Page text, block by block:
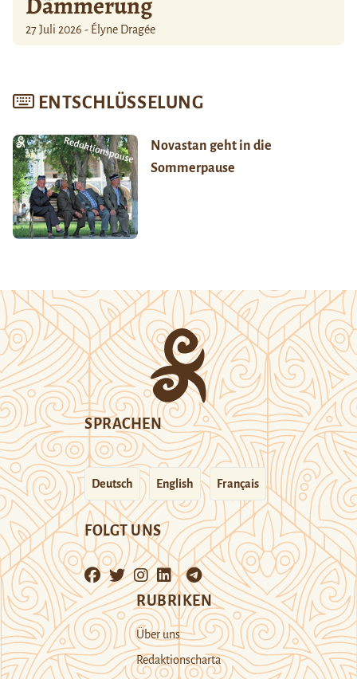
27 Juli 2026 - Élyne Dragée
ENTSCHLÜSSELUNG
Novastan geht in die
Sommerpause
SPRACHEN
Deutsch English Français
FOLGT UNS
RUBRIKEN
Über uns
Redaktionscharta